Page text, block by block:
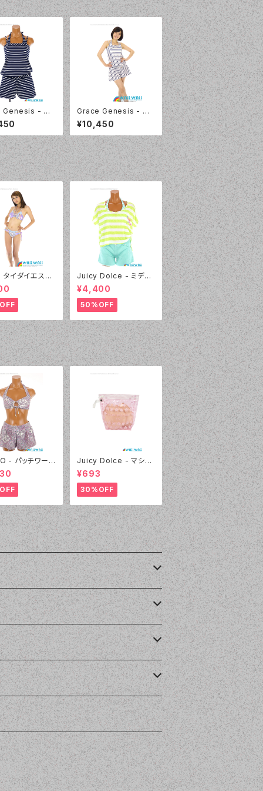
Genesis - マ
ダー （5117 -
ーブルー）
Grace Genesis - マ
リンボーダー （5117 -
01:ホワイト）
¥10,450
イダイエスニ
ニムプリント（2
パープル）
Juicy Dolce - ミディ
アムドット（3405 - 60:
グリーン）
¥4,400
50%OFF
- パッチワーク
ュロパンセット
（3310 - 01:ホワイト）
Juicy Dolce - マシュ
マロパッド（032 - 40:
イエロー）
¥693
30%OFF